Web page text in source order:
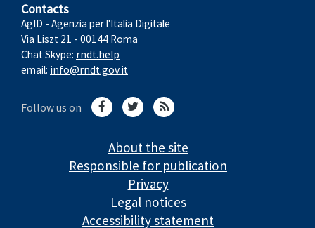
Contacts
AgID - Agenzia per l'Italia Digitale
Via Liszt 21 - 00144 Roma
Chat Skype: rndt.help
email: info@rndt.gov.it
Follow us on
About the site
Responsible for publication
Privacy
Legal notices
Accessibility statement